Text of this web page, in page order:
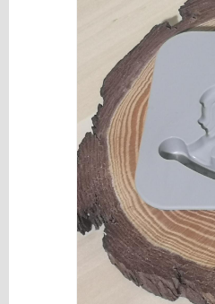
Máquinas
Vinilos
REBAJAS
Novedades
NAVIDAD
Papelería
Herramientas